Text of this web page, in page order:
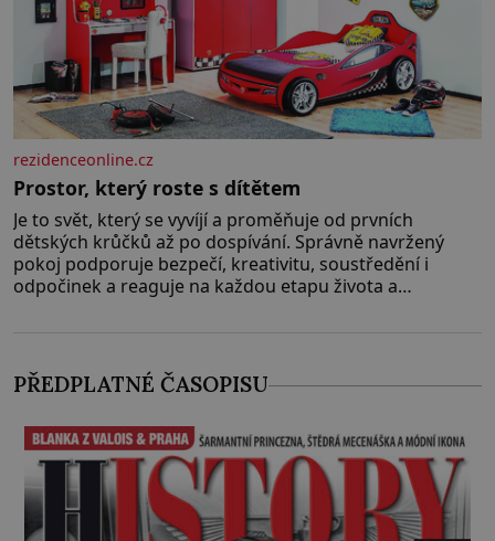
rezidenceonline.cz
Prostor, který roste s dítětem
Je to svět, který se vyvíjí a proměňuje od prvních
dětských krůčků až po dospívání. Správně navržený
pokoj podporuje bezpečí, kreativitu, soustředění i
odpočinek a reaguje na každou etapu života a
Předškolní věk je
PŘEDPLATNÉ ČASOPISU